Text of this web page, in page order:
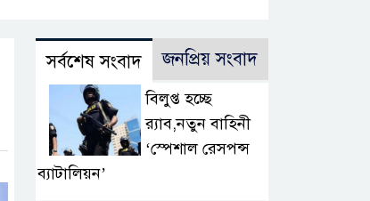
সর্বশেষ সংবাদ জনপ্রিয় সংবাদ
বিলুপ্ত হচ্ছে
র‍্যাব,নতুন বাহিনী
‘স্পেশাল রেসপন্স
ব্যাটালিয়ন’